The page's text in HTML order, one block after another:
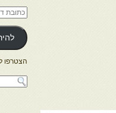
כתובת
דואר
אלקטרוני
הצטרפו ל 239 מנויים